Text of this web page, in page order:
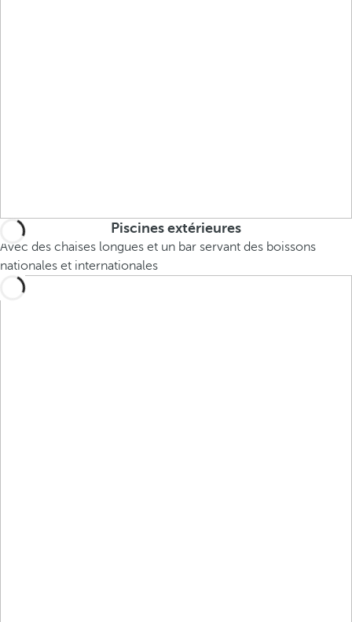
Piscines extérieures
Avec des chaises longues et un bar servant des boissons
nationales et internationales